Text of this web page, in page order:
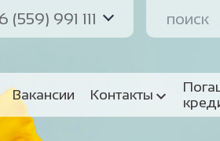
(559) 991 111
Вакансии Контакты